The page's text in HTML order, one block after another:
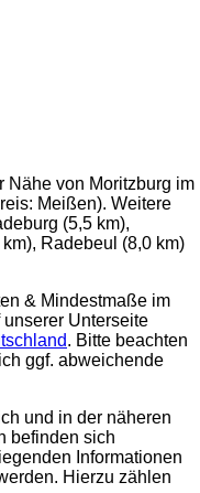
Nähe von Moritzburg im
Meißen). Weitere
(5,5 km),
Radebeul (8,0 km)
& Mindestmaße im
Unterseite
. Bitte beachten
ggf. abweichende
und in der näheren
befinden sich
Informationen
Hierzu zählen